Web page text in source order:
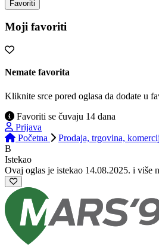
Favoriti
Moji favoriti
Nemate favorita
Kliknite srce pored oglasa da dodate u
Favoriti se čuvaju 14 dana
Prijava
Početna
Prodaja, trgovina,
B
Istekao
Ovaj oglas je istekao 14.08.2025. i više